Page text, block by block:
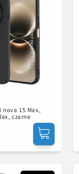
nova 15 Max,
czarne